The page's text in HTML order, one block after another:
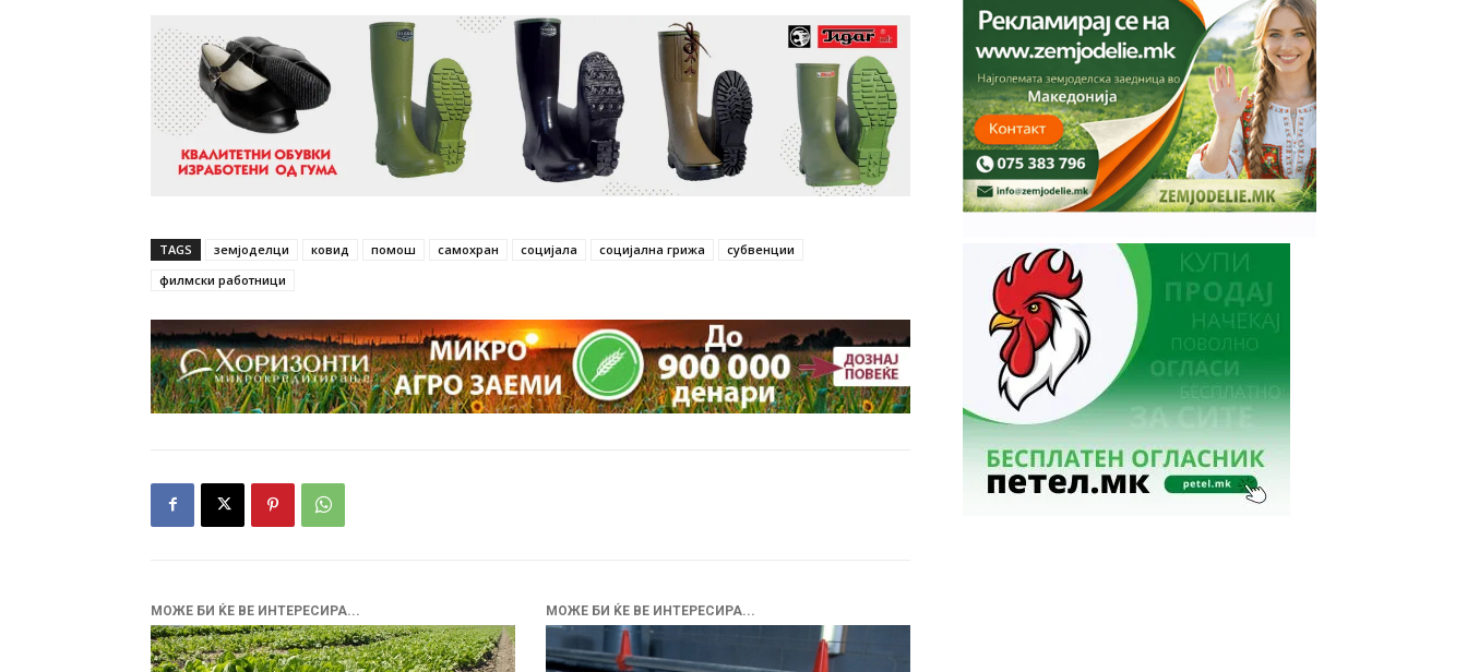
TAGS земјоделци ковид помош самохран социјала социјална грижа
субвенции
филмски работници
МОЖЕ БИ ЌЕ ВЕ ИНТЕРЕСИРА... МОЖЕ БИ ЌЕ ВЕ ИНТЕРЕСИРА...